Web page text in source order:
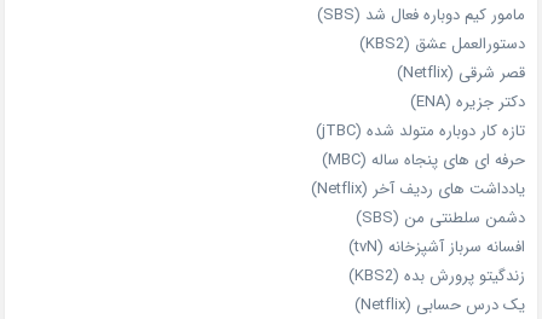
مامور کیم دوباره فعال شد (SBS)
دستورالعمل عشق (KBS2)
قصر شرقی (Netflix)
دکتر جزیره (ENA)
تازه‌ کار دوباره‌ متولد شده (jTBC)
حرفه‌ ای‌ های پنجاه‌ ساله (MBC)
یادداشت‌ های ردیف آخر (Netflix)
دشمن سلطنتی من (SBS)
افسانه سرباز آشپزخانه (tvN)
زندگیتو پرورش بده (KBS2)
یک درس حسابی (Netflix)